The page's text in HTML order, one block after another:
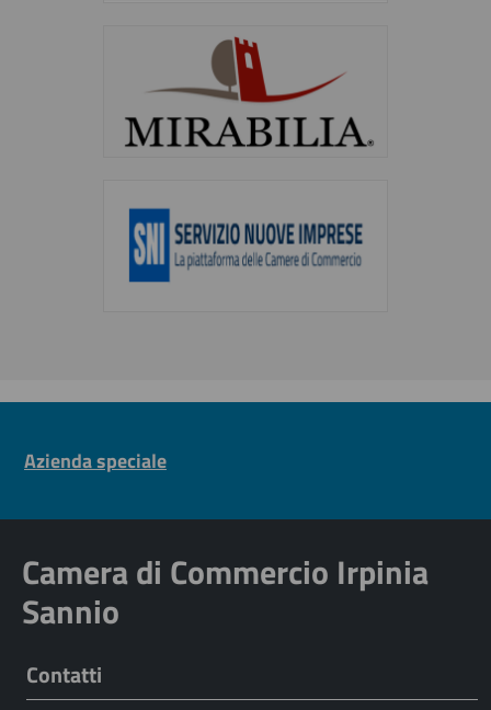
Azienda speciale
Camera di Commercio Irpinia
Sannio
Contatti